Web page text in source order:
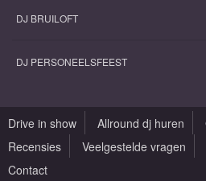
DJ BRUILOFT
DJ PERSONEELSFEEST
Drive in show Allround dj huren
Recensies
Veelgestelde vragen
Contact